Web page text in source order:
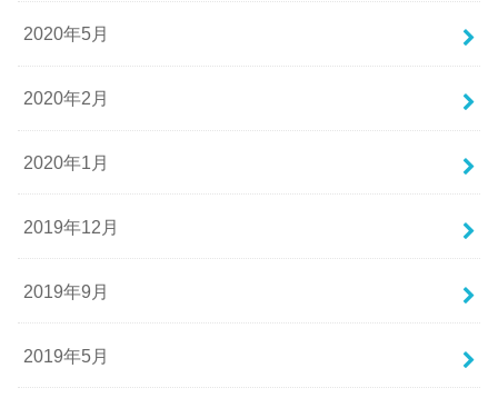
2020年5月
2020年2月
2020年1月
2019年12月
2019年9月
2019年5月